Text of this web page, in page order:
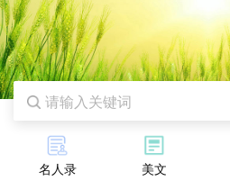
名人录 美文